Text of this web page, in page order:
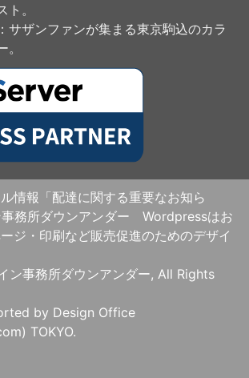
。
：サザンファンが集まる東京駒込のカラ
情報「配達に関する重要なお知ら
務所ダウンアンダー Wordpressはお
ジ・印刷など販売促進のためのデザイ
事務所ダウンアンダー, All Rights
by Design Office
TOKYO.